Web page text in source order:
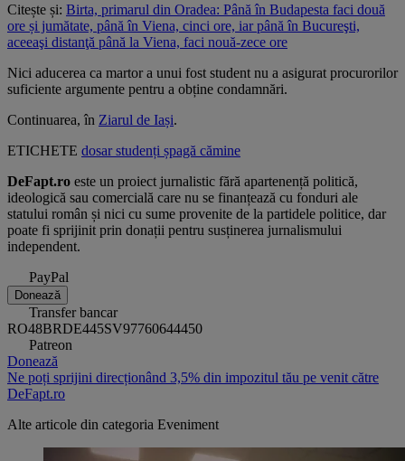
Citește și: Birta, primarul din Oradea: Până în Budapesta faci două
ore și jumătate, până în Viena, cinci ore, iar până în Bucureşti,
aceeaşi distanţă până la Viena, faci nouă-zece ore
Nici aducerea ca martor a unui fost student nu a asigurat procurorilor
suficiente argumente pentru a obține condamnări.
Continuarea, în Ziarul de Iași.
ETICHETE dosarstudenți șpagă cămine
DeFapt.ro este un proiect jurnalistic fără apartenență politică,
ideologică sau comercială care nu se finanțează cu fonduri ale
statului român și nici cu sume provenite de la partidele politice, dar
poate fi sprijinit prin donații pentru susținerea jurnalismului
independent.
PayPal
Donează
Transfer bancar
RO48BRDE445SV97760644450
Patreon
Donează
Ne poți sprijini direcționând 3,5% din impozitul tău pe venit către
DeFapt.ro
Alte articole din categoria Eveniment